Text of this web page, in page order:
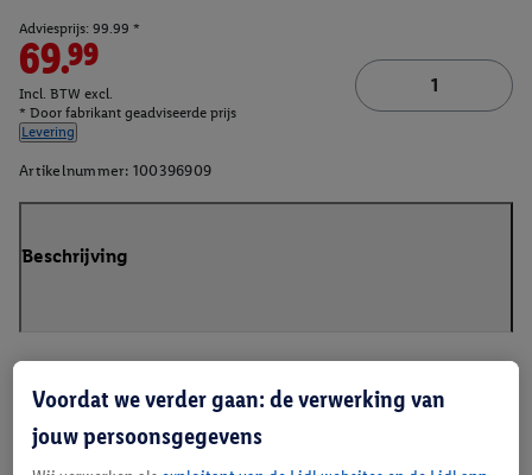
Adviesprijs: 99.99 *
69.99
Incl. BTW excl.
* Door fabrikant geadviseerde prijs
Levering
Artikelnummer: 100396909
Beschrijving
Voordat we verder gaan: de verwerking van
jouw persoonsgegevens